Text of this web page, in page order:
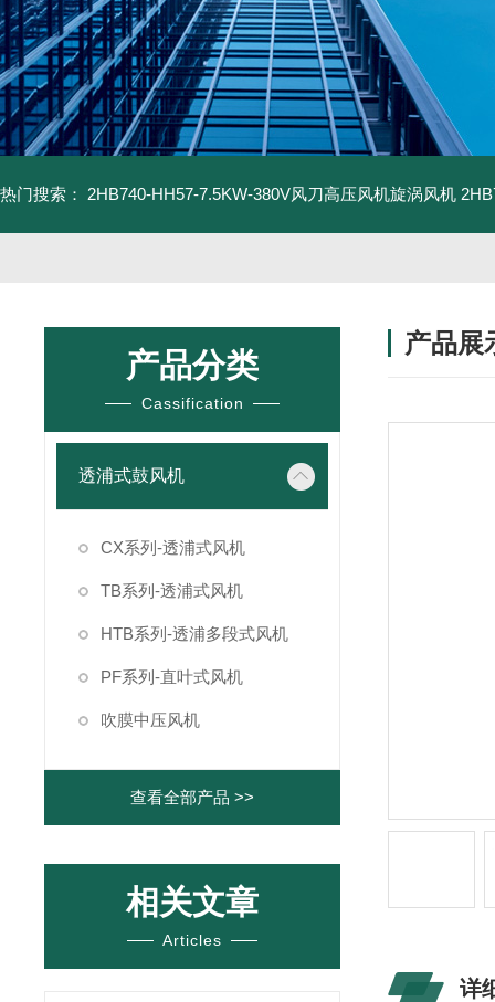
热门搜索： 2HB740-HH57-7.5KW-380V风刀高压风机旋涡风机
产品分类
Cassification
透浦式鼓风机
CX系列-透浦式风机
TB系列-透浦式风机
HTB系列-透浦多段式风机
PF系列-直叶式风机
吹膜中压风机
查看全部产品 >>
相关文章
Articles
产品展
详